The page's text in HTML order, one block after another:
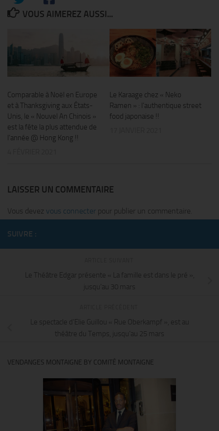
VOUS AIMEREZ AUSSI...
Comparable à Noël en Europe
et à Thanksgiving aux États-
Unis, le « Nouvel An Chinois »
est la fête la plus attendue de
l’année @ Hong Kong !!
Le Karaage chez « Neko
Ramen » : l’authentique street
food japonaise !!
LAISSER UN COMMENTAIRE
Vous devez vous connecter pour publier un commentaire.
SUIVRE :
Le Théâtre Edgar présente « La famille est dans le pré »,
jusqu’au 30 mars
Le spectacle d’Elie Guillou « Rue Oberkampf », est au
théâtre du Temps, jusqu’au 25 mars
VENDANGES MONTAIGNE BY COMITÉ MONTAIGNE